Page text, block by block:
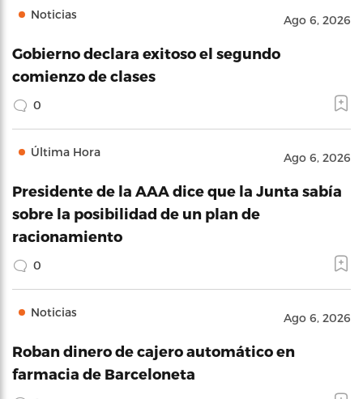
Noticias Ago 6, 2026
Gobierno declara exitoso el segundo
comienzo de clases
0
Última Hora Ago 6, 2026
Presidente de la AAA dice que la Junta sabía
sobre la posibilidad de un plan de
racionamiento
0
Noticias Ago 6, 2026
Roban dinero de cajero automático en
farmacia de Barceloneta